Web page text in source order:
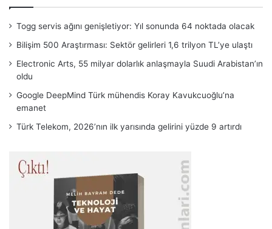
Togg servis ağını genişletiyor: Yıl sonunda 64 noktada olacak
Bilişim 500 Araştırması: Sektör gelirleri 1,6 trilyon TL’ye ulaştı
Electronic Arts, 55 milyar dolarlık anlaşmayla Suudi Arabistan’ın
oldu
Google DeepMind Türk mühendis Koray Kavukcuoğlu’na
emanet
Türk Telekom, 2026’nın ilk yarısında gelirini yüzde 9 artırdı